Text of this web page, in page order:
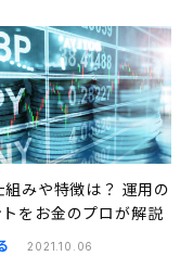
組みや特徴は？ 運用の
をお金のプロが解説
2021.10.06